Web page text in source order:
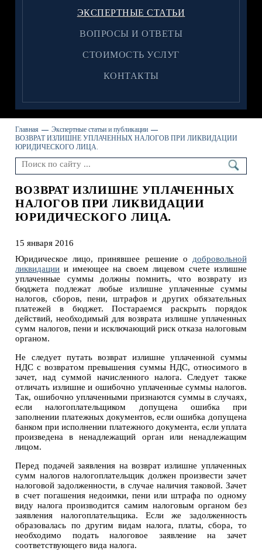
ЭКСПЕРТНЫЕ СТАТЬИ
ВОПРОСЫ И ОТВЕТЫ
CТОИМОСТЬ УСЛУГ
КОНТАКТЫ
Главная
Экспертные статьи и публикации
ВОЗВРАТ ИЗЛИШНЕ УПЛАЧЕННЫХ НАЛОГОВ ПРИ ЛИКВИДАЦИИ
ЮРИДИЧЕСКОГО ЛИЦА.
ВОЗВРАТ ИЗЛИШНЕ УПЛАЧЕННЫХ
НАЛОГОВ ПРИ ЛИКВИДАЦИИ
ЮРИДИЧЕСКОГО ЛИЦА.
15 января 2016
Юридическое лицо, принявшее решение о добровольной
ликвидации и имеющее на своем лицевом счете излишне
уплаченные суммы должны помнить, что возврату из
бюджета подлежат любые излишне уплаченные суммы
налогов, сборов, пени, штрафов и других обязательных
платежей в бюджет. Постараемся раскрыть порядок
действий, необходимый для возврата излишне уплаченных
сумм налогов, пени и исключающий риск отказа налоговым
органом.
Не следует путать возврат излишне уплаченной суммы
НДС с возвратом превышения суммы НДС, относимого в
зачет, над суммой начисленного налога. Следует также
отличать излишне и ошибочно уплаченные суммы налогов.
Так, ошибочно уплаченными признаются суммы в случаях,
если налогоплательщиком допущена ошибка при
заполнении платежных документов, если ошибка допущена
банком при исполнении платежного документа, если уплата
произведена в ненадлежащий орган или ненадлежащим
лицом.
Перед подачей заявления на возврат излишне уплаченных
сумм налогов налогоплательщик должен произвести зачет
налоговой задолженности, в случае наличия таковой. Зачет
в счет погашения недоимки, пени или штрафа по одному
виду налога производится самим налоговым органом без
заявления налогоплательщика. Если же задолженность
образовалась по другим видам налога, платы, сбора, то
необходимо подать налоговое заявление на зачет
соответствующего вида налога.